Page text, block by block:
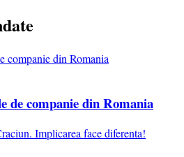
de companie din Romania